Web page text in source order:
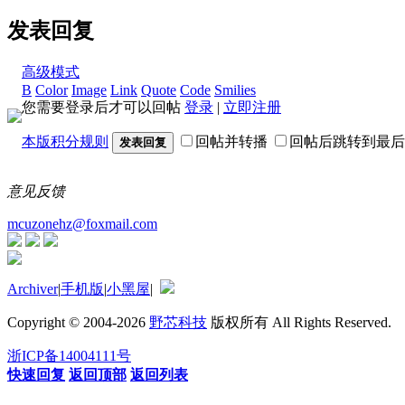
发表回复
高级模式
B Color Image Link Quote Code Smilies
您需要登录后才可以回帖 登录 | 立即注册
本版积分规则 发表回复 回帖并转播 回帖后跳转到最
意见反馈
mcuzonehz@foxmail.com
Archiver|手机版|小黑屋|
Copyright © 2004-2026 野芯科技 版权所有 All Rights Reserved.
浙ICP备14004111号
快速回复 返回顶部 返回列表